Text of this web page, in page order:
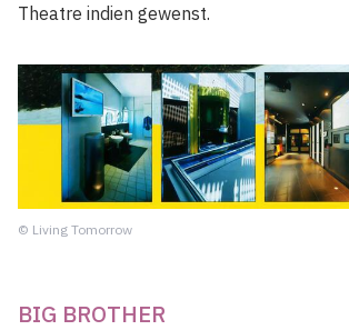
© Living Tomorrow
Theatre indien gewenst.
BIG BROTHER